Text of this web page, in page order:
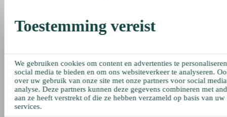
Toestemming vereist
We gebruiken cookies om content en advertenties te
social media te bieden en om ons websiteverkeer te analyseren.
over uw gebruik van onze site met onze partners voor social
analyse. Deze partners kunnen deze gegevens combineren met
aan ze heeft verstrekt of die ze hebben verzameld op basis van
services.